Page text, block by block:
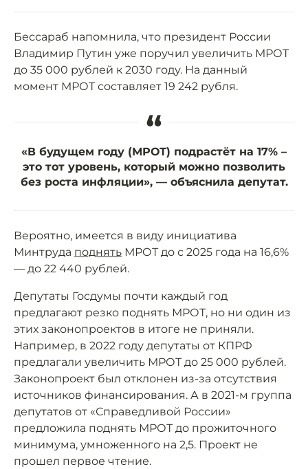
Бессараб напомнила, что президент России
Владимир Путин уже поручил увеличить МРОТ
до 35 000 рублей к 2030 году. На данный
момент МРОТ составляет 19 242 рубля.
“
«В будущем году (МРОТ) подрастёт на 17% –
это тот уровень, который можно позволить
без роста инфляции», — объяснила депутат.
Вероятно, имеется в виду инициатива
Минтруда поднять МРОТ до с 2025 года на 16,6%
— до 22 440 рублей.
Депутаты Госдумы почти каждый год
предлагают резко поднять МРОТ, но ни один из
этих законопроектов в итоге не приняли.
Например, в 2022 году депутаты от КПРФ
предлагали увеличить МРОТ до 25 000 рублей.
Законопроект был отклонен из-за отсутствия
источников финансирования. А в 2021-м группа
депутатов от «Справедливой России»
предложила поднять МРОТ до прожиточного
минимума, умноженного на 2,5. Проект не
прошел первое чтение.